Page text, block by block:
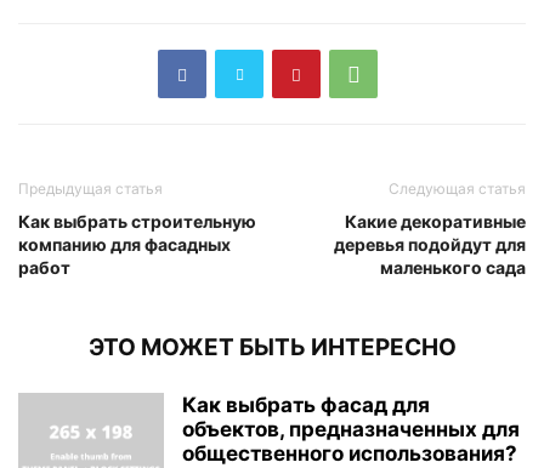
Предыдущая статья
Как выбрать строительную
компанию для фасадных
работ
Следующая статья
Какие декоративные
деревья подойдут для
маленького сада
ЭТО МОЖЕТ БЫТЬ ИНТЕРЕСНО
Как выбрать фасад для
объектов, предназначенных для
общественного использования?